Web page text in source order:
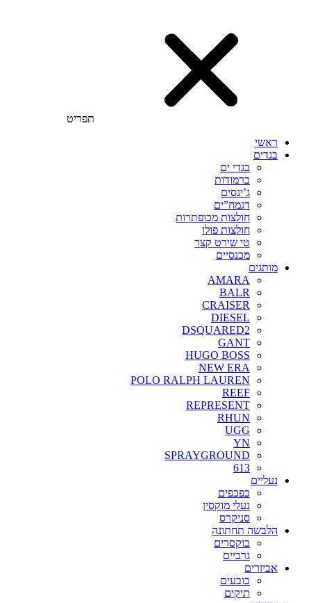
תפריט
ראשי
בגדים
בגדי ים
ברמודות
ג’ינסים
דגמח”ים
חולצות מכופתרות
חולצות פולו
טי שירט קצר
מכנסיים
מותגים
AMARA
BALR
CRAISER
DIESEL
DSQUARED2
GANT
HUGO BOSS
NEW ERA
POLO RALPH LAUREN
REEF
REPRESENT
RHUN
UGG
YN
SPRAYGROUND
613
נעליים
כפכפים
נעלי מוקסין
סניקרס
הלבשה תחתונה
בוקסרים
גרביים
אביזרים
כובעים
תיקים